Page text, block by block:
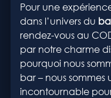
Pour une
dans l’univers du
rendez-vous au
par notre charme
pourquoi nous
bar – nous sommes
incontournable